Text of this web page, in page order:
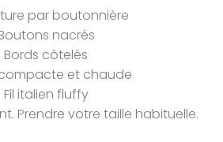
par boutonnière
nacrés
Bords côtelés
et chaude
Fil italien fluffy
Prendre votre taille habituelle.